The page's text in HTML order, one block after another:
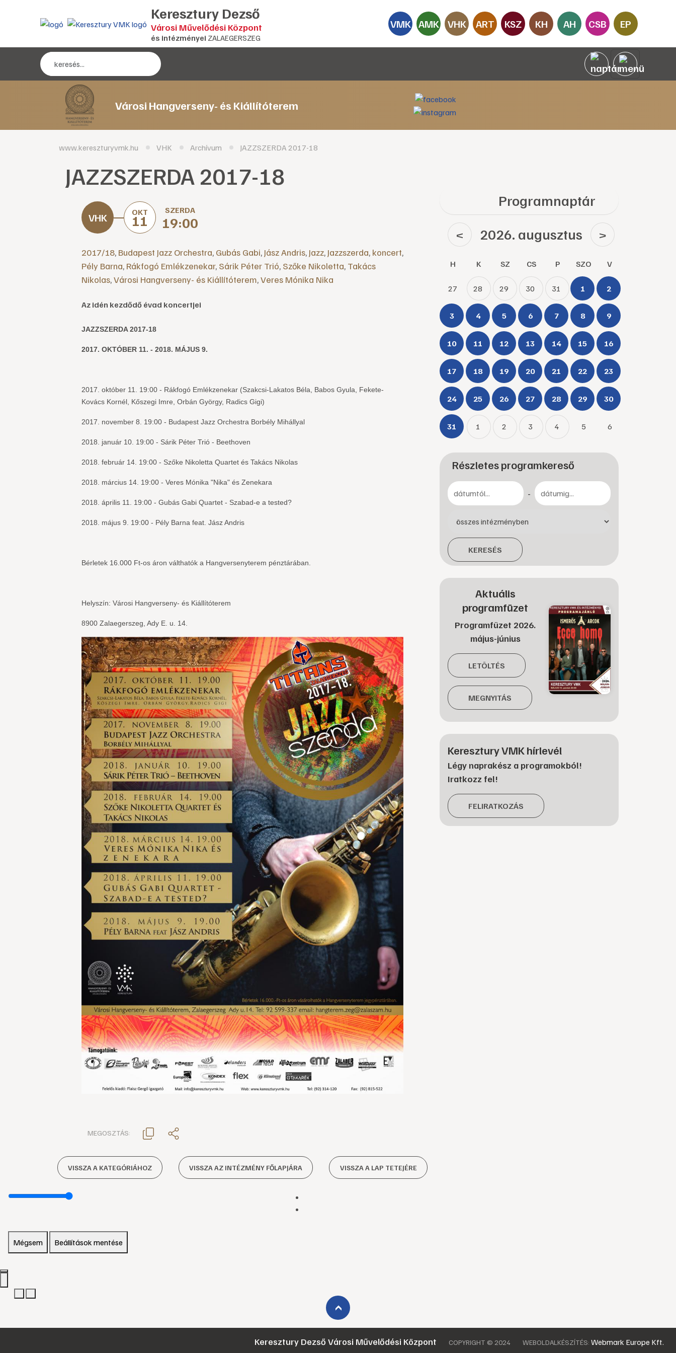
Keresztury Dezső
Városi Művelődési Központ
és intézményei ZALAEGERSZEG
VMK AMK VHK ART KSZ KH AH CSB EP
Városi Hangverseny- és Kiállítóterem
www.kereszturyvmk.hu VHK Archívum JAZZSZERDA 2017-18
JAZZSZERDA 2017-18
OKT
11
SZERDA
19:00
2017/18, Budapest Jazz Orchestra, Gubás Gabi, Jász Andris, Jazz, Jazzszerda, koncert,
Pély Barna, Rákfogó Emlékzenekar, Sárik Péter Trió, Szőke Nikoletta, Takács
Nikolas,Városi Hangverseny- és Kiállítóterem,Veres Mónika Nika
Az idén kezdődő évad koncertjei
JAZZSZERDA 2017-18
2017. OKTÓBER 11. - 2018. MÁJUS 9.
2017. október 11. 19:00 - Rákfogó Emlékzenekar (Szakcsi-Lakatos Béla, Babos Gyula, Fekete-
Kovács Kornél, Kőszegi Imre, Orbán György, Radics Gigi)
2017. november 8. 19:00 - Budapest Jazz Orchestra Borbély Mihállyal
2018. január 10. 19:00 - Sárik Péter Trió - Beethoven
2018. február 14. 19:00 - Szőke Nikoletta Quartet és Takács Nikolas
2018. március 14. 19:00 - Veres Mónika "Nika" és Zenekara
2018. április 11. 19:00 - Gubás Gabi Quartet - Szabad-e a tested?
2018. május 9. 19:00 - Pély Barna feat. Jász Andris
Bérletek 16.000 Ft-os áron válthatók a Hangversenyterem pénztárában.
Helyszín: Városi Hangverseny- és Kiállítóterem
8900 Zalaegerszeg, Ady E. u. 14.
MEGOSZTÁS:
VISSZA A KATEGÓRIÁHOZ VISSZA AZ INTÉZMÉNY FŐLAPJÁRA VISSZA A LAP TETEJÉRE
Programnaptár
< 2026. augusztus >
H K SZ CS P SZO V
27 28 29 30 31 1 2
3 4 5 6 7 8 9
10 11 12 13 14 15 16
17 18 19 20 21 22 23
24 25 26 27 28 29 30
31 1 2 3 4 5 6
Részletes programkereső
-
KERESÉS
Aktuális
programfüzet
Programfüzet 2026.
május-június
LETÖLTÉS
MEGNYITÁS
Keresztury VMK hírlevél
Légy naprakész a programokból!
Iratkozz fel!
FELIRATKOZÁS
Mégsem Beállítások mentése
›
Keresztury Dezső Városi Művelődési Központ COPYRIGHT © 2024 WEBOLDALKÉSZÍTÉS: Webmark Europe Kft.